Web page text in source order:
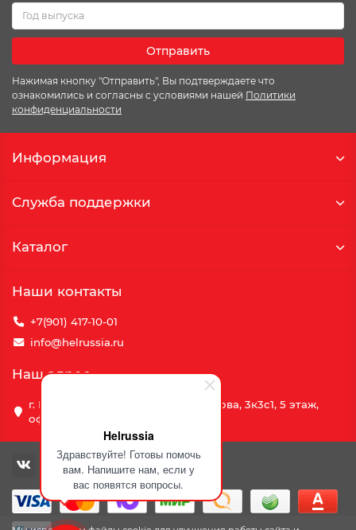
Helrussia
Здравствуйте! Готовы помочь
вам. Напишите нам, если у
вас появятся вопросы.
Отправить
Нажимая кнопку "Отправить", Вы подтверждаете что
ознакомились и согласны с условиями нашей Политики
конфиденциальности
Информация
Служба поддержки
Каталог
Наши контакты
+7(901) 417-10-01
info@helrussia.ru
Наш адрес
г. Москва, улица Василия Петушкова, 3к3c1, 5 этаж,
офис 69